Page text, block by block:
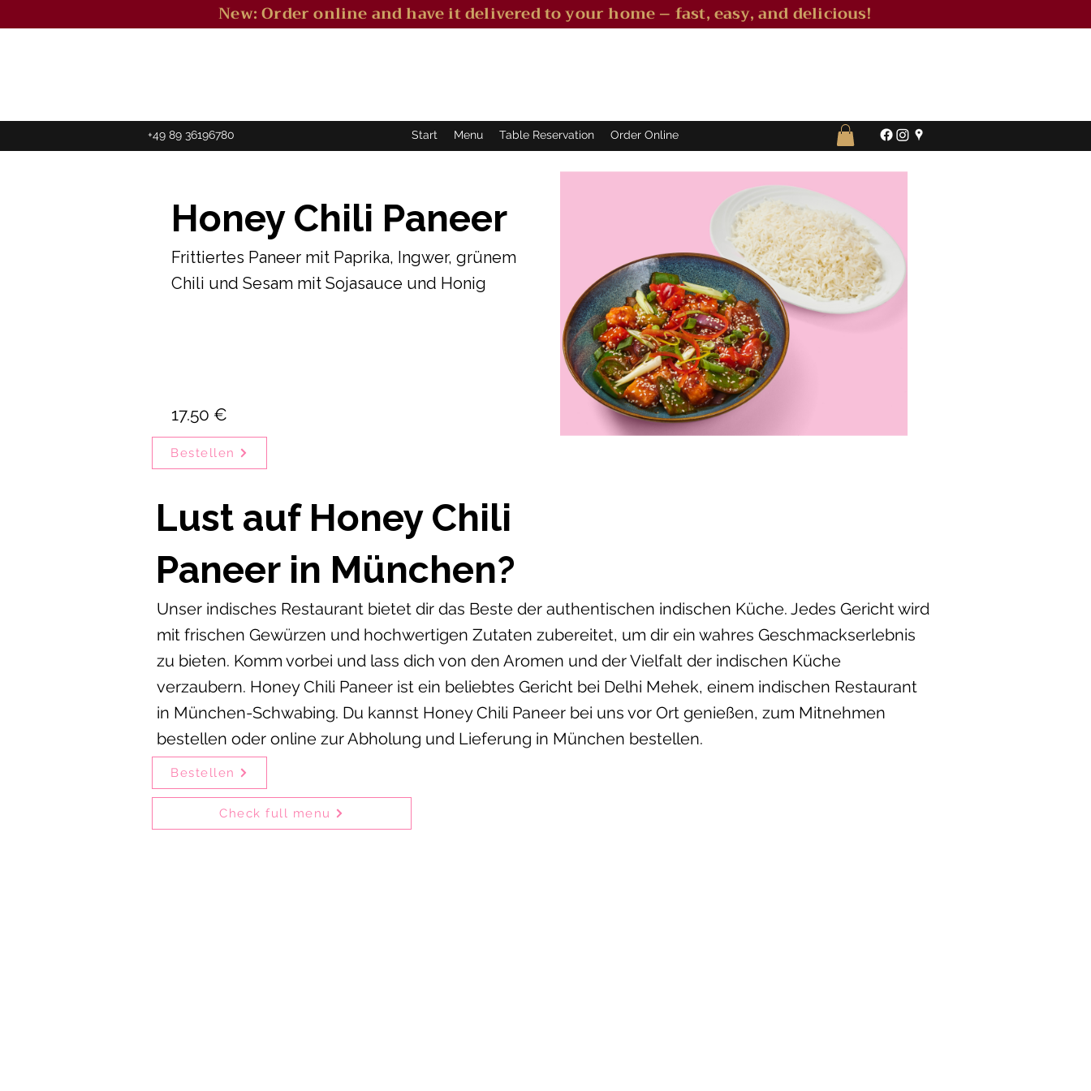
New: Order online and have it delivered to your home – fast, easy, and delicious!
+49 89 36196780 Start Menu Table Reservation Order Online
Honey Chili Paneer
Frittiertes Paneer mit Paprika, Ingwer, grünem
Chili und Sesam mit Sojasauce und Honig
17.50 €
Bestellen
Lust auf Honey Chili
Paneer in München?
Unser indisches Restaurant bietet dir das Beste der authentischen indischen Küche. Jedes Gericht wird
mit frischen Gewürzen und hochwertigen Zutaten zubereitet, um dir ein wahres Geschmackserlebnis
zu bieten. Komm vorbei und lass dich von den Aromen und der Vielfalt der indischen Küche
verzaubern. Honey Chili Paneer ist ein beliebtes Gericht bei Delhi Mehek, einem indischen Restaurant
in München-Schwabing. Du kannst Honey Chili Paneer bei uns vor Ort genießen, zum Mitnehmen
bestellen oder online zur Abholung und Lieferung in München bestellen.
Bestellen
Check full menu